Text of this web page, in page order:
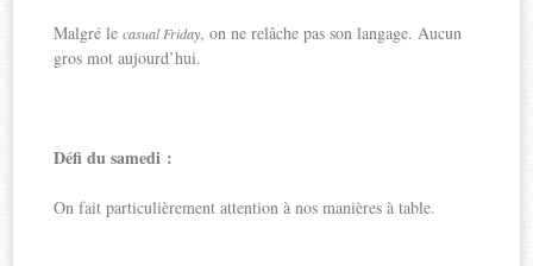
Malgré lecasual Friday, on ne relâche pas son langage. Aucun
gros mot aujourd’hui.
Défi du samedi :
On fait particulièrement attention à nos manières à table.